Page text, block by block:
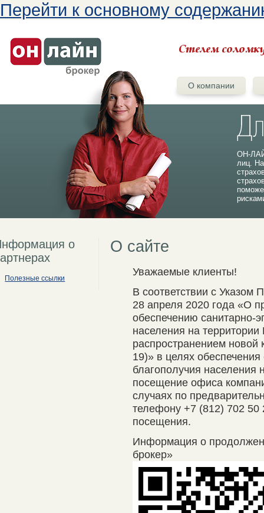
Перейти к основному
О компании
ОН-
лиц.
о
Полезные ссылки
О сайте
Уважаемые клиенты!
В соответствии с Указом
28 апреля 2020 года «О
обеспечению санитарно-
населения на
распространением новой
19)» в целях
благополучия населения
посещение офиса
случаях по
телефону +7 (812) 702 50
посещения.
Информация о
брокер»